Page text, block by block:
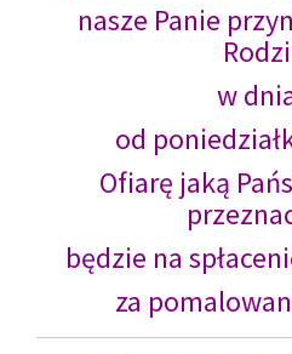
nasze Panie
w
od
Ofiarę jaką
będzie na
za